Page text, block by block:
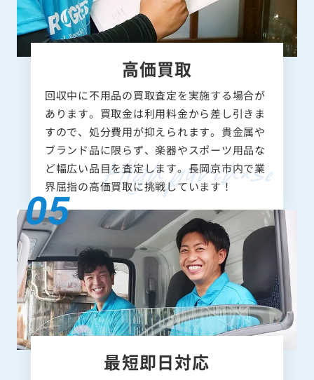
高価買取
回収中に不用品の買取査定を実施する場合が
あります。買取金は利用料金から差し引きま
すので、処分費用が抑えられます。貴金属や
ブランド品に限らず、楽器やスポーツ用品な
ど幅広い品目を査定します。長岡京市内で業
界屈指の高価買取に挑戦しています！
最短即日対応